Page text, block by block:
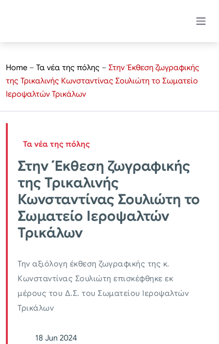
Home – Τα νέα της πόλης – Στην Έκθεση ζωγραφικής
της Τρικαλινής Κωνσταντίνας Σουλιώτη το Σωματείο
Ιεροψαλτών Τρικάλων
Τα νέα της πόλης
Στην Έκθεση ζωγραφικής
της Τρικαλινής
Κωνσταντίνας Σουλιώτη το
Σωματείο Ιεροψαλτών
Τρικάλων
Την αξιόλογη έκθεση ζωγραφικής της κ.
Κωνσταντίνας Σουλιώτη επισκέφθηκε εκ
μέρους του Δ.Σ. του Σωματείου Ιεροψαλτών
Τρικάλων
18 Jun 2024